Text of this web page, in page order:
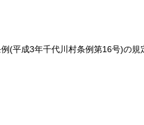
(平成3年千代川村条例第16号)の規